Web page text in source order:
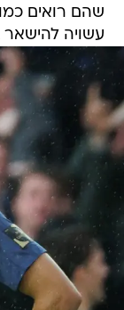
שהם רואים
עשויה